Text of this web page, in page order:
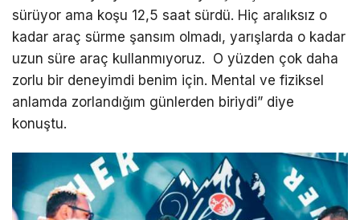
sürüyor ama koşu 12,5 saat sürdü. Hiç aralıksız o
kadar araç sürme şansım olmadı, yarışlarda o kadar
uzun süre araç kullanmıyoruz. O yüzden çok daha
zorlu bir deneyimdi benim için. Mental ve fiziksel
anlamda zorlandığım günlerden biriydi” diye
konuştu.